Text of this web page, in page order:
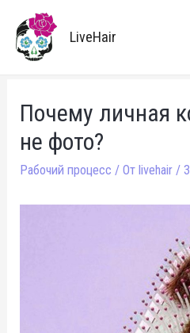
LiveHair
Почему личная
не фото?
Рабочий процесс / От livehair /